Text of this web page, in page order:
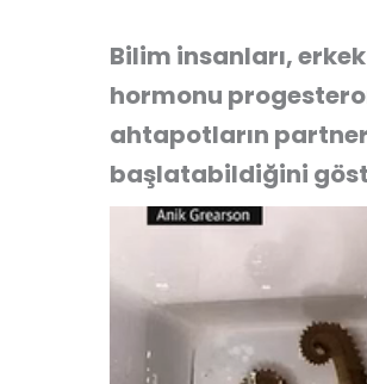
Bilim insanları,
hormonu
ahtapotların
başlatabildiğini